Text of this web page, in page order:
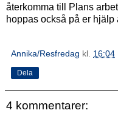
återkomma till Plans
hoppas också på er hjälp
Annika/Resfredag kl. 16:04
Dela
4 kommentarer: